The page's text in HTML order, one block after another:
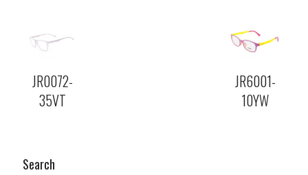
JR0072-
35VT
JR6001-
10YW
Search